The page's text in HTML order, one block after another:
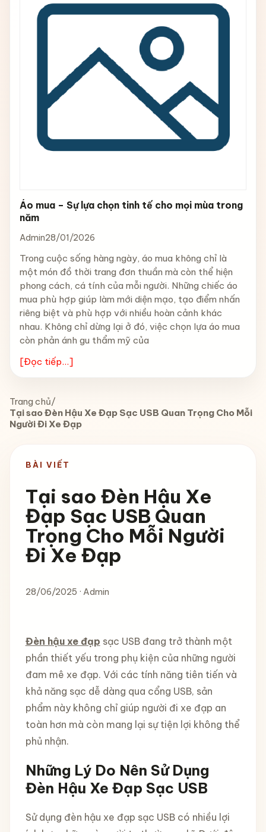
Áo mua – Sự lựa chọn tinh tế cho mọi mùa trong
năm
Admin28/01/2026
Trong cuộc sống hàng ngày, áo mua không chỉ là
một món đồ thời trang đơn thuần mà còn thể hiện
phong cách, cá tính của mỗi người. Những chiếc áo
mua phù hợp giúp làm mới diện mạo, tạo điểm nhấn
riêng biệt và phù hợp với nhiều hoàn cảnh khác
nhau. Không chỉ dừng lại ở đó, việc chọn lựa áo mua
còn phản ánh gu thẩm mỹ của
[Đọc tiếp...]
Trang chủ/
Tại sao Đèn Hậu Xe Đạp Sạc USB Quan Trọng Cho Mỗi
Người Đi Xe Đạp
BÀI VIẾT
Tại sao Đèn Hậu Xe
Đạp Sạc USB Quan
Trọng Cho Mỗi Người
Đi Xe Đạp
28/06/2025 · Admin
Đèn hậu xe đạp sạc USB đang trở thành một
phần thiết yếu trong phụ kiện của những người
đam mê xe đạp. Với các tính năng tiên tiến và
khả năng sạc dễ dàng qua cổng USB, sản
phẩm này không chỉ giúp người đi xe đạp an
toàn hơn mà còn mang lại sự tiện lợi không thể
phủ nhận.
Những Lý Do Nên Sử Dụng
Đèn Hậu Xe Đạp Sạc USB
Sử dụng đèn hậu xe đạp sạc USB có nhiều lợi